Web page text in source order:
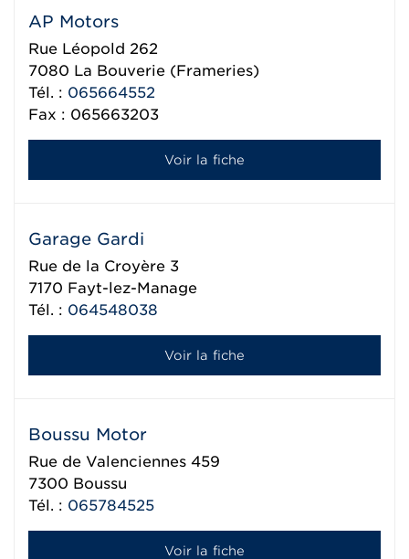
AP Motors
Rue Léopold 262
7080 La Bouverie (Frameries)
Tél. : 065664552
Fax : 065663203
Voir la fiche
Garage Gardi
Rue de la Croyère 3
7170 Fayt-lez-Manage
Tél. : 064548038
Voir la fiche
Boussu Motor
Rue de Valenciennes 459
7300 Boussu
Tél. : 065784525
Voir la fiche